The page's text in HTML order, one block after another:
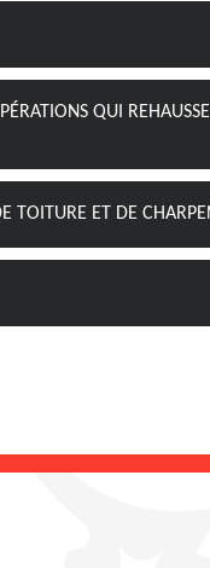
QUI
TOITURE ET DE